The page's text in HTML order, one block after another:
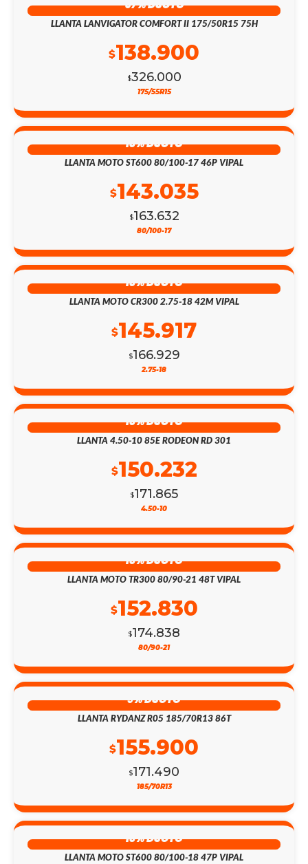
57% DSCTO
LLANTA LANVIGATOR COMFORT II 175/50R15 75H
$326.000
$138.900
175/55R15
13% DSCTO
LLANTA MOTO ST600 80/100-17 46P VIPAL
$163.632
$143.035
80/100-17
13% DSCTO
LLANTA MOTO CR300 2.75-18 42M VIPAL
$166.929
$145.917
2.75-18
13% DSCTO
LLANTA 4.50-10 85E RODEON RD 301
$171.865
$150.232
4.50-10
13% DSCTO
LLANTA MOTO TR300 80/90-21 48T VIPAL
$174.838
$152.830
80/90-21
9% DSCTO
LLANTA RYDANZ R05 185/70R13 86T
$171.490
$155.900
185/70R13
13% DSCTO
LLANTA MOTO ST600 80/100-18 47P VIPAL